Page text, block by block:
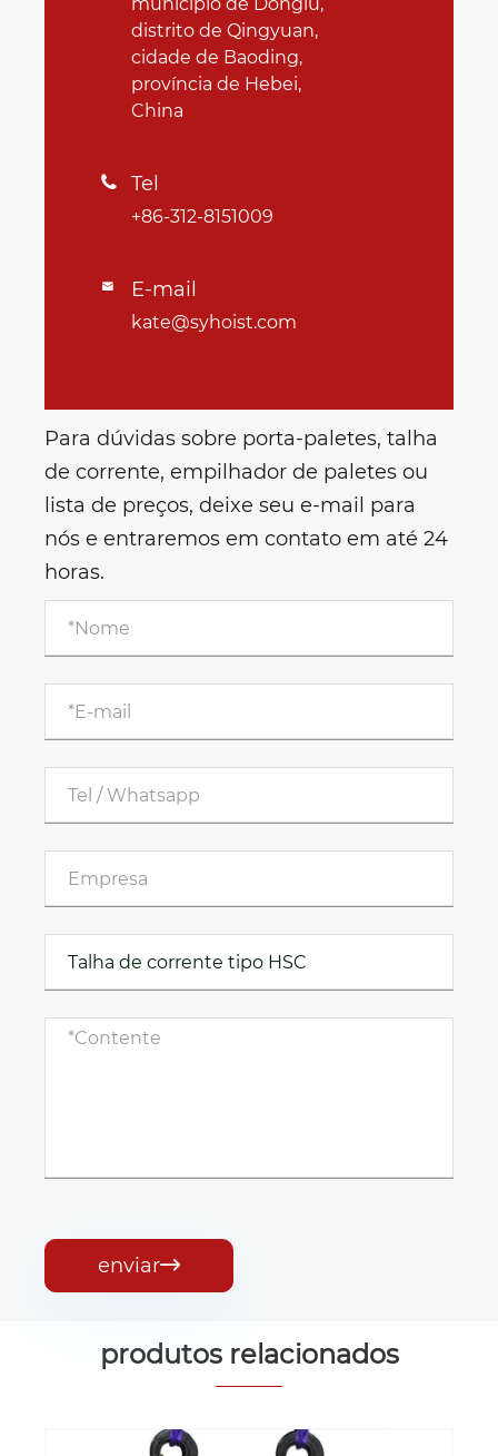
distrito de Qingyuan,
cidade de Baoding,
província de Hebei,
China
 Tel
+86-312-8151009
 E-mail
kate@syhoist.com
Para dúvidas sobre porta-paletes, talha
de corrente, empilhador de paletes ou
lista de preços, deixe seu e-mail para
nós e entraremos em contato em até 24
horas.
enviar
produtos relacionados